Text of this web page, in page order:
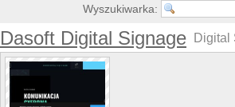
Wyszukiwarka:
Dasoft Digital Signage Digital